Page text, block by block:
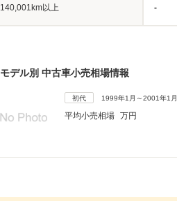
140,001km以上 -
モデル別 中古車小売相場情報
初代 1999年1月～2001年1月
平均小売相場 万円